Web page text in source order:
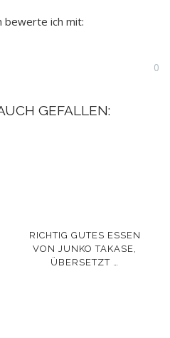
bewerte ich mit:
0
GEFALLEN:
RICHTIG GUTES ESSEN
VON JUNKO TAKASE,
ÜBERSETZT …